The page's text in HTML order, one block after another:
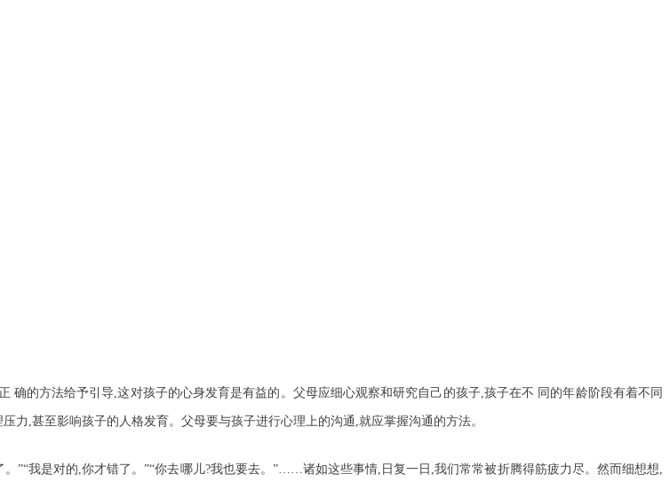
的方法给予引导,这对孩子的心身发育是有益的。父母应细心观察和研究自己的孩子,孩子在不 同的年龄阶段有着不同
,甚至影响孩子的人格发育。父母要与孩子进行心理上的沟通,就应掌握沟通的方法。
”“我是对的,你才错了。”“你去哪儿?我也要去。”……诸如这些事情,日复一日,我们常常被折腾得筋疲力尽。然而细想想,